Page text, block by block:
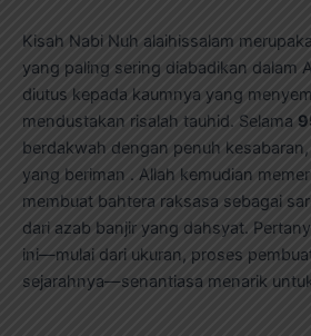
Kisah Nabi Nuh alaihissalam
yang paling sering diabadikan dalam
diutus kepada kaumnya yang
mendustakan risalah tauhid. Selama
berdakwah dengan penuh
yang beriman . Allah kemudian
membuat bahtera raksasa sebagai
dari azab banjir yang dahsyat.
ini—mulai dari ukuran, proses
sejarahnya—senantiasa menarik